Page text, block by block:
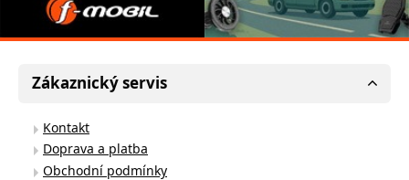
Zákaznický servis
Kontakt
Doprava a platba
Obchodní podmínky